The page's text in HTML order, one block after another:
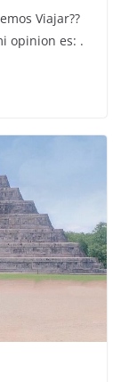
Viajar??
opinion es: .